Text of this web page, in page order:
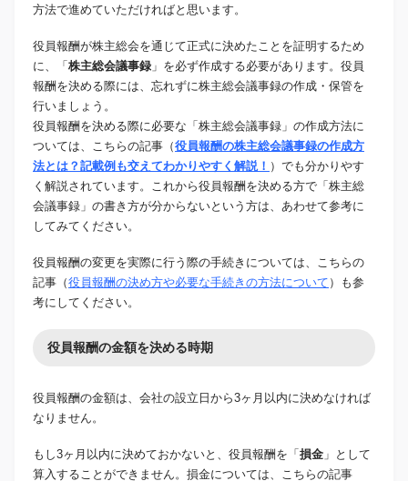
方法で進めていただければと思います。
役員報酬が株主総会を通じて正式に決めたことを証明するため
に、「 株主総会議事録 」を必ず作成する必要があります。役員
報酬を決める際には、忘れずに株主総会議事録の作成・保管を
行いましょう。
役員報酬を決める際に必要な「株主総会議事録」の作成方法に
ついては、こちらの記事（役員報酬の株主総会議事録の作成方
法とは？記載例も交えてわかりやすく解説！ ）でも分かりやす
く解説されています。これから役員報酬を決める方で「株主総
会議事録」の書き方が分からないという方は、あわせて参考に
してみてください。
役員報酬の変更を実際に行う際の手続きについては、こちらの
記事（役員報酬の決め方や必要な手続きの方法について ）も参
考にしてください。
役員報酬の金額を決める時期
役員報酬の金額は、会社の設立日から3ヶ月以内に決めなければ
なりません。
もし3ヶ月以内に決めておかないと、役員報酬を「 損金 」として
算入することができません。損金については、こちらの記事